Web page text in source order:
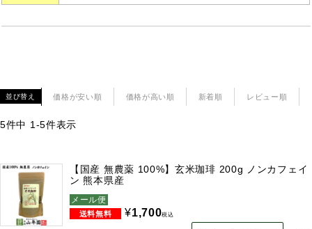
並び替え 価格が安い順 価格が高い順 新着順 レビュー順
5件中 1 -5件表示
【国産 無農薬 100%】玄米珈琲 200g ノンカフェイ
ン 熊本県産
メール便
¥1,700税込